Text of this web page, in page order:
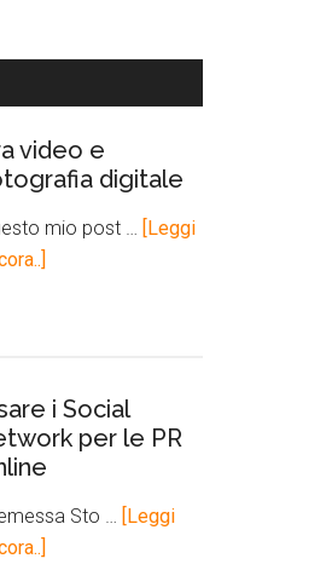
video e
digitale
mio post …
[Leggi
i Social
per le PR
Sto …
[Leggi